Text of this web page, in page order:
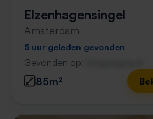
Elzenhagensingel
Amsterdam
5 uur geleden gevonden
Gevonden op:
85m²